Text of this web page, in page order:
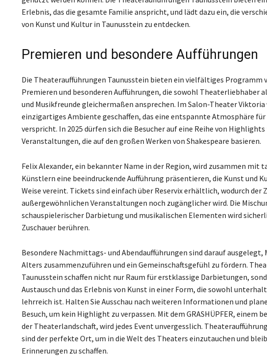
Erlebnis, das die gesamte Familie anspricht, und lädt dazu ein, die
von Kunst und Kultur in Taunusstein zu entdecken.
Premieren und besondere Aufführungen
Die Theateraufführungen Taunusstein bieten ein vielfältiges Programm
Premieren und besonderen Aufführungen, die sowohl Theaterliebhaber
und Musikfreunde gleichermaßen ansprechen. Im Salon-Theater Viktoria
einzigartiges Ambiente geschaffen, das eine entspannte Atmosphäre für
verspricht. In 2025 dürfen sich die Besucher auf eine Reihe von
Veranstaltungen, die auf den großen Werken von Shakespeare basieren.
Felix Alexander, ein bekannter Name in der Region, wird zusammen mit
Künstlern eine beeindruckende Aufführung präsentieren, die Kunst und
Weise vereint. Tickets sind einfach über Reservix erhältlich, wodurch der
außergewöhnlichen Veranstaltungen noch zugänglicher wird. Die
schauspielerischer Darbietung und musikalischen Elementen wird
Zuschauer berühren.
Besondere Nachmittags- und Abendaufführungen sind darauf ausgelegt,
Alters zusammenzuführen und ein Gemeinschaftsgefühl zu fördern.
Taunusstein schaffen nicht nur Raum für erstklassige Darbietungen,
Austausch und das Erlebnis von Kunst in einer Form, die sowohl
lehrreich ist. Halten Sie Ausschau nach weiteren Informationen und
Besuch, um kein Highlight zu verpassen. Mit dem GRASHÜPFER, einem
der Theaterlandschaft, wird jedes Event unvergesslich.
sind der perfekte Ort, um in die Welt des Theaters einzutauchen und
Erinnerungen zu schaffen.